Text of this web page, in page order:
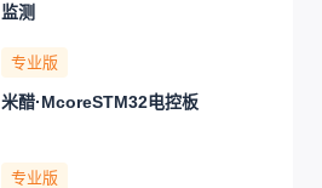
监测
专业版
米醋·McoreSTM32电控板
专业版